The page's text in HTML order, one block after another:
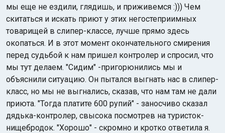
мы еще не ездили, глядишь, и приживемся :))) Чем
скитаться и искать приют у этих негостеприимных
товарищей в слипер-классе, лучше прямо здесь
окопаться. И в этот момент окончательного смирения
перед судьбой к нам пришел контролер и спросил, что
мы тут делаем. "Сидим" -пригорюнились мы и
объяснили ситуацию. Он пытался выгнать нас в слипер-
класс, но мы не выгнались, сказав, что нам там не дали
приюта. "Тогда платите 600 рупий" - заносчиво сказал
дядька-контролер, свысока посмотрев на туристок-
нищебродок. "Хорошо" - скромно и кротко ответила я.